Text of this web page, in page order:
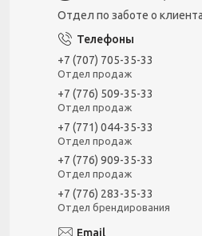
Отдел по заботе о
+7 (707) 705-35-33
Отдел продаж
+7 (776) 509-35-33
Отдел продаж
+7 (771) 044-35-33
Отдел продаж
+7 (776) 909-35-33
Отдел продаж
+7 (776) 283-35-33
Отдел брендирования